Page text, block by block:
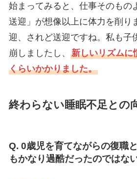
始まってみると、仕事そのもの
送迎」が想像以上に体力を削り
迎、されど送迎ですね。私も子
崩しましたし、 新しいリズムに
くらいかかりました。
終わらない睡眠不足との
Q. 0歳児を育てながらの復職
もかなり過酷だったのではな